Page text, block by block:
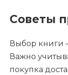
Советы
Выбор книги
Важно
покупка